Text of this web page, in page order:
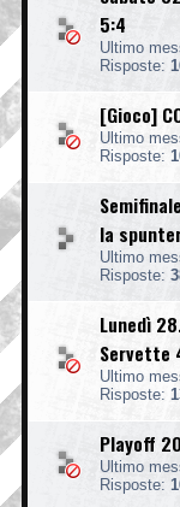
5:4
Ultimo
Risposte:
[Gioco]
Ultimo
Risposte:
la
Ultimo
Risposte:
Lunedì
Servette
Ultimo
Risposte:
Playoff
Ultimo
Risposte: